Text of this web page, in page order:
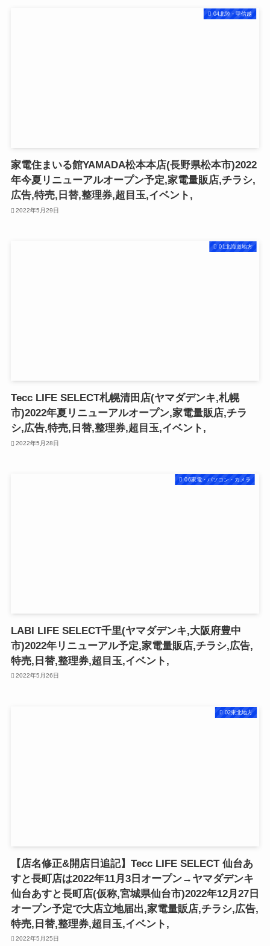
04北陸・甲信越
家電住まいる館YAMADA松本本店(長野県松本市)2022
年今夏リニューアルオープン予定,家電量販店,チラシ,
広告,特売,日替,整理券,超目玉,イベント,
2022年5月29日
01北海道地方
Tecc LIFE SELECT札幌清田店(ヤマダデンキ,札幌
市)2022年夏リニューアルオープン,家電量販店,チラ
シ,広告,特売,日替,整理券,超目玉,イベント,
2022年5月28日
06家電・パソコン・カメラ
LABI LIFE SELECT千里(ヤマダデンキ,大阪府豊中
市)2022年リニューアル予定,家電量販店,チラシ,広告,
特売,日替,整理券,超目玉,イベント,
2022年5月26日
02東北地方
【店名修正&開店日追記】Tecc LIFE SELECT 仙台あ
すと長町店は2022年11月3日オープン→ヤマダデンキ
仙台あすと長町店(仮称,宮城県仙台市)2022年12月27日
オープン予定で大店立地届出,家電量販店,チラシ,広告,
特売,日替,整理券,超目玉,イベント,
2022年5月25日